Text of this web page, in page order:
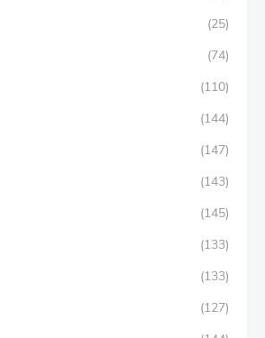
(25)
(74)
(110)
(144)
(147)
(143)
(145)
(133)
(133)
(127)